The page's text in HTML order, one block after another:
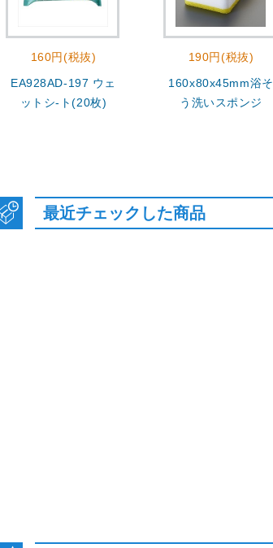
160円(税抜)
EA928AD-197 ウェ
ットシ-ト(20枚)
190円(税抜)
160x80x45mm浴そ
う洗いスポンジ
最近チェックした商品